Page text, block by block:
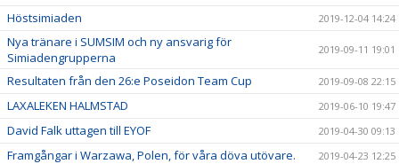
Höstsimiaden 2019-12-04 14:24
Nya tränare i SUMSIM och ny ansvarig för
Simiadengrupperna
2019-09-11 19:01
Resultaten från den 26:e Poseidon Team Cup 2019-09-08 22:15
LAXALEKEN HALMSTAD 2019-06-10 19:47
David Falk uttagen till EYOF 2019-04-30 09:13
Framgångar i Warzawa, Polen, för våra döva utövare. 2019-04-23 12:25